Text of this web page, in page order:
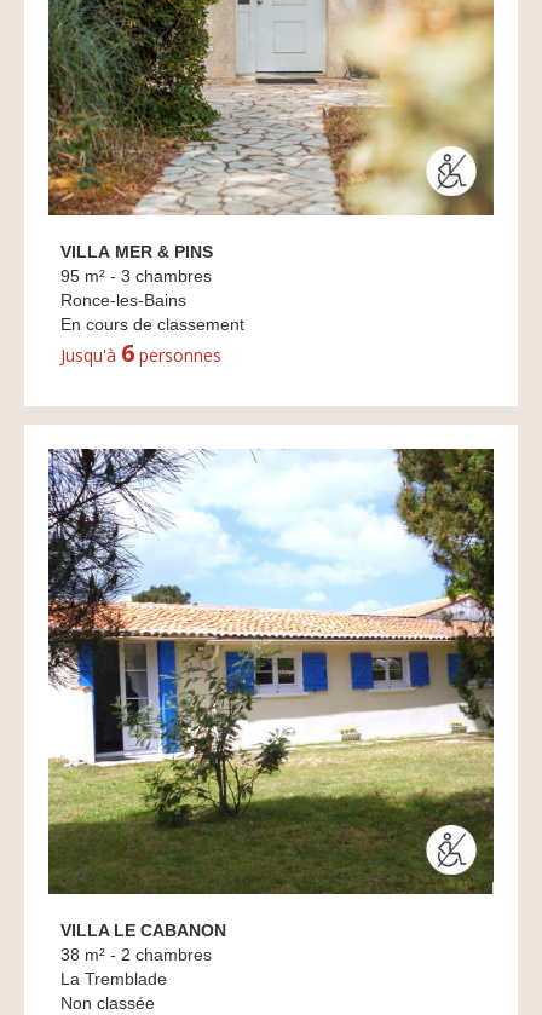
VILLA MER & PINS
95 m² - 3 chambres
Ronce-les-Bains
En cours de classement
Jusqu'à 6 personnes
VILLA LE CABANON
38 m² - 2 chambres
La Tremblade
Non classée